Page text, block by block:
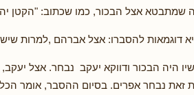
שמתבטא אצל הבכור, כמו שכתוב: "הקטן
דוגמאות להסברו: אצל אברהם ,למרות
היה הבכור ודווקא יעקב נבחר. אצל
זאת נבחר אפרים. בסיום ההסבר, אומר